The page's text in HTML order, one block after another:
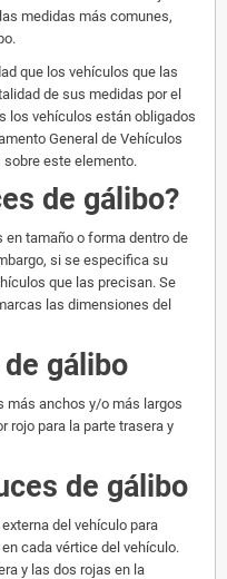
medidas más comunes,
que los vehículos que las
de sus medidas por el
los vehículos están obligados
General de Vehículos
este elemento.
de gálibo?
en tamaño o forma dentro de
si se especifica su
que las precisan. Se
las dimensiones del
gálibo
más anchos y/o más largos
rojo para la parte trasera y
de gálibo
del vehículo para
cada vértice del vehículo.
y las dos rojas en la